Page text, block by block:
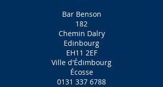
Bar Benson
182
Chemin Dalry
Edinbourg
EH11 2EF
Ville d'Édimbourg
Écosse
0131 337 6788